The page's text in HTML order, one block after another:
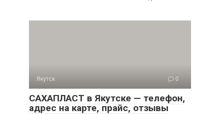
Якутск 0
САХАПЛАСТ в Якутске — телефон,
адрес на карте, прайс, отзывы